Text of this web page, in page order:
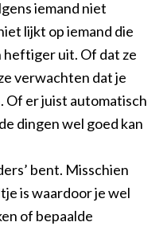
iemand niet
lijkt op iemand die
heftiger uit. Of dat ze
verwachten dat je
Of er juist automatisch
dingen wel goed kan
bent. Misschien
is waardoor je wel
of bepaalde